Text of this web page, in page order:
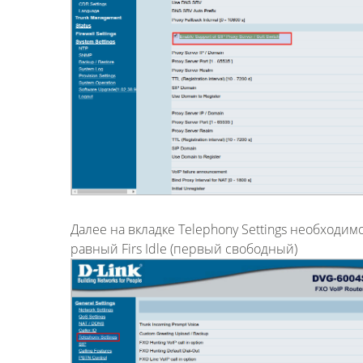
Далее на вкладке Telephony Settings
равный Firs Idle (первый свободный)